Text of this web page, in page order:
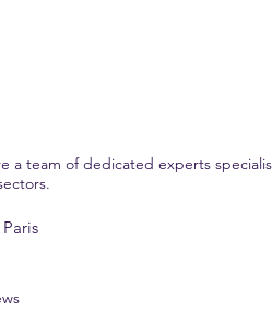
a team of dedicated experts